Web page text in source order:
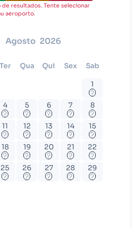
de resultados. Tente selecionar
aeroporto.
agosto 2026
ter qua qui sex sab
1
?
4
?
5
?
6
?
7
?
8
?
11
?
12
?
13
?
14
?
15
?
18
?
19
?
20
?
21
?
22
?
25
?
26
?
27
?
28
?
29
?